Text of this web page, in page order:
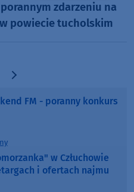
zdarzeniu na
powiecie tucholskim
strona
Następna strona
FM - poranny konkurs
w Człuchowie
i ofertach najmu